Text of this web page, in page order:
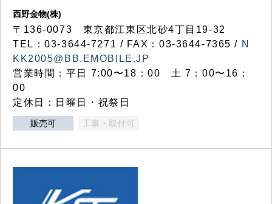
西野金物(株)
〒136-0073 東京都江東区北砂4丁目19-32
TEL：03‐3644‐7271 / FAX：03-3644-7365 / N
KK2005@BB.EMOBILE.JP
営業時間：平日 7:00〜18：00 土 7：00〜16：
00
定休日：日曜日・祝祭日
販売可 工事・取付可